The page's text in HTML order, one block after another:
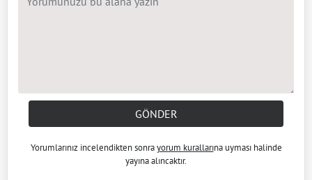
GÖNDER
Yorumlarınız incelendikten sonrayorum kurallarına uyması halinde
yayına alıncaktır.